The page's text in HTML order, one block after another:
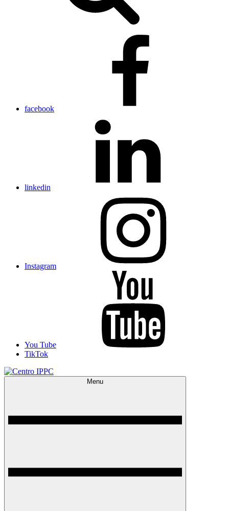
facebook
linkedin
Instagram
You Tube
TikTok
Menu